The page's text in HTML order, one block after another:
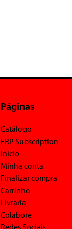
Páginas
Catálogo
ERP Subscription
Início
Minha conta
Finalizar compra
Carrinho
Livraria
Colabore